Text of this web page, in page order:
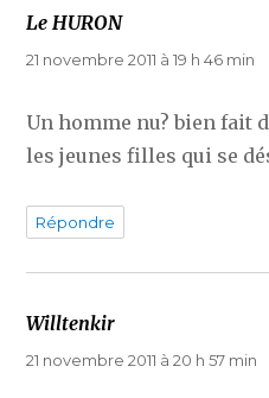
Le HURONdit :
21 novembre 2011 à 19 h 46 min
Un homme nu? bien fait
les jeunes filles qui se
Répondre
Willtenkir
21 novembre 2011 à 20 h 57 min